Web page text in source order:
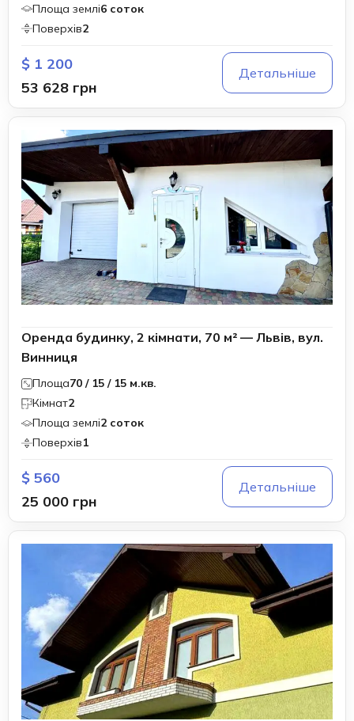
Площа землі6 соток
Поверхів2
$ 1 200
53 628 грн
Детальніше
Оренда будинку, 2 кімнати, 70 м² — Львів, вул.
Винниця
Площа70 / 15 / 15 м.кв.
Кімнат2
Площа землі2 соток
Поверхів1
$ 560
25 000 грн
Детальніше